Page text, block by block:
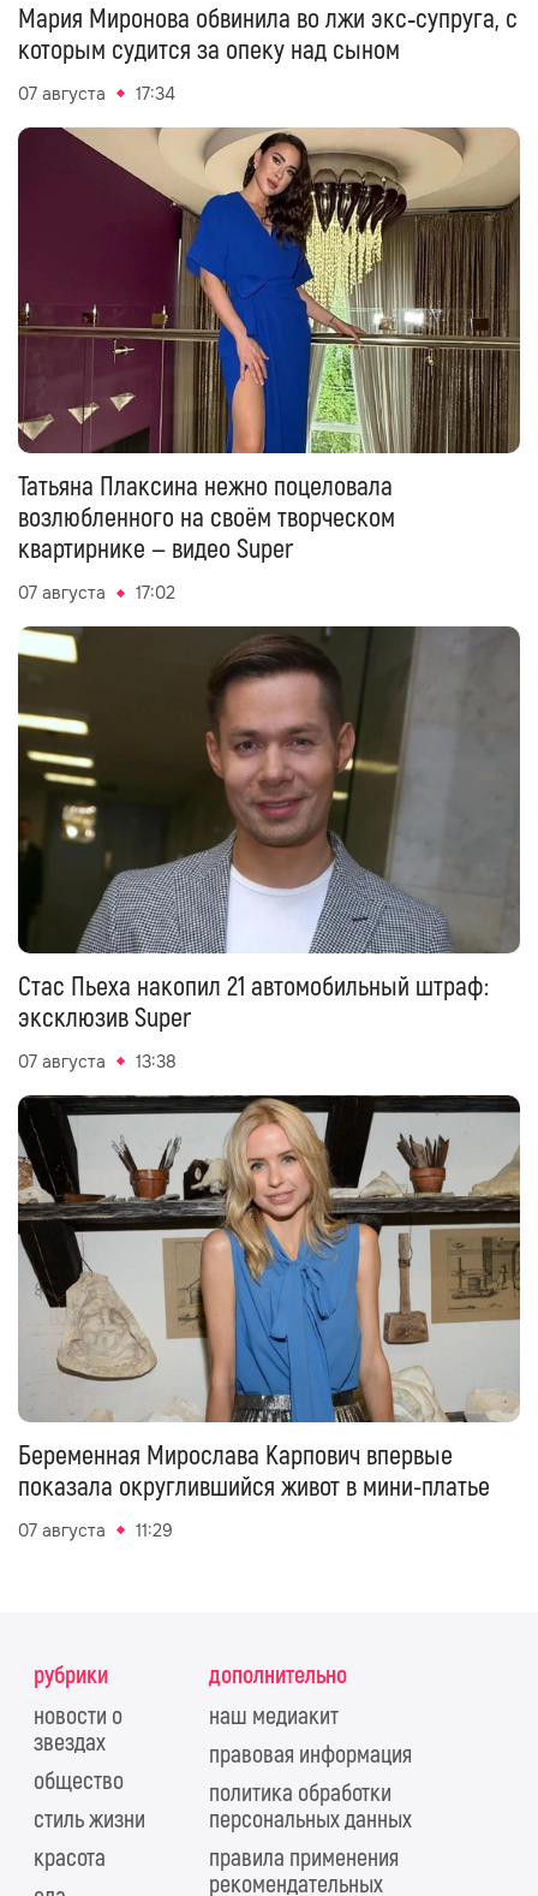
Мария Миронова обвинила во лжи экс‑супруга, с
которым судится за опеку над сыном
07 августа 17:34
Татьяна Плаксина нежно поцеловала
возлюбленного на своём творческом
квартирнике — видео Super
07 августа 17:02
Стас Пьеха накопил 21 автомобильный штраф:
эксклюзив Super
07 августа 13:38
Беременная Мирослава Карпович впервые
показала округлившийся живот в мини-платье
07 августа 11:29
рубрики
новости о
звездах
общество
стиль жизни
красота
дополнительно
наш медиакит
правовая информация
политика обработки
персональных данных
правила применения
рекомендательных